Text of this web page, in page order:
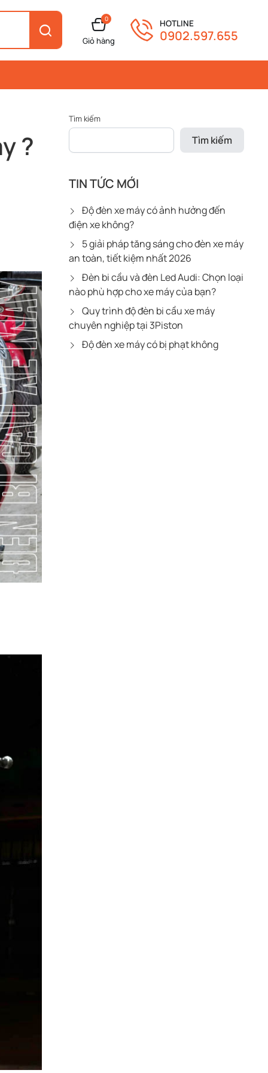
0
Giỏ hàng
HOTLINE
0902.597.655
?
Tìm kiếm
Tìm kiếm
TIN TỨC MỚI
Độ đèn xe máy có ảnh hưởng đến
điện xe không?
5 giải pháp tăng sáng cho đèn xe máy
an toàn, tiết kiệm nhất 2026
Đèn bi cầu và đèn Led Audi: Chọn loại
nào phù hợp cho xe máy của bạn?
Quy trình độ đèn bi cầu xe máy
chuyên nghiệp tại 3Piston
Độ đèn xe máy có bị phạt không